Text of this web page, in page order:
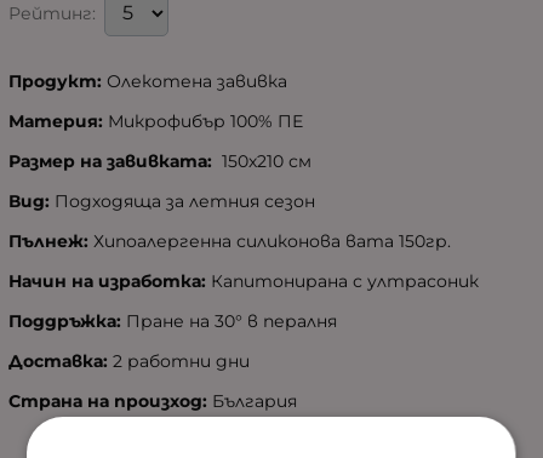
Рейтинг:
Продукт: Олекотена завивка
Материя: Микрофибър 100% ПЕ
Размер на завивката: 150х210 см
Вид: Подходяща за летния сезон
Пълнеж: Хипоалергенна силиконова вата 150гр.
Начин на изработка: Капитонирана с ултрасоник
Поддръжка: Пране на 30° в пералня
Доставка: 2 работни дни
Страна на произход: България